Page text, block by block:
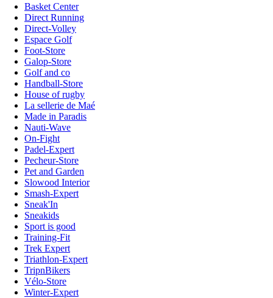
Basket Center
Direct Running
Direct-Volley
Espace Golf
Foot-Store
Galop-Store
Golf and co
Handball-Store
House of rugby
La sellerie de Maé
Made in Paradis
Nauti-Wave
On-Fight
Padel-Expert
Pecheur-Store
Pet and Garden
Slowood Interior
Smash-Expert
Sneak'In
Sneakids
Sport is good
Training-Fit
Trek Expert
Triathlon-Expert
TripnBikers
Vélo-Store
Winter-Expert